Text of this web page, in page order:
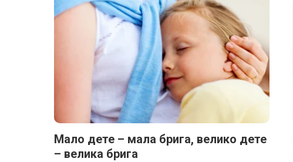
Мало дете – мала брига, велико дете
– велика брига